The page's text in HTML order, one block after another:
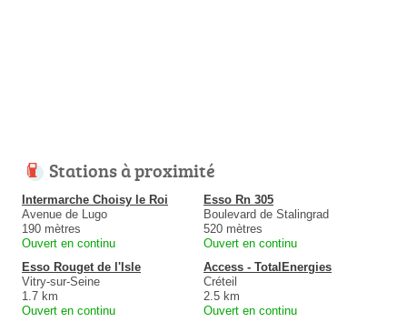
Stations à proximité
Intermarche Choisy le Roi
Avenue de Lugo
190 mètres
Ouvert en continu
Esso Rn 305
Boulevard de Stalingrad
520 mètres
Ouvert en continu
Esso Rouget de l'Isle
Vitry-sur-Seine
1.7 km
Ouvert en continu
Access - TotalEnergies
Créteil
2.5 km
Ouvert en continu